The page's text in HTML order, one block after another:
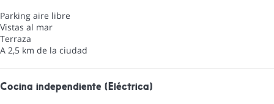
Parking aire libre
Vistas al mar
Terraza
A 2,5 km de la ciudad
Cocina independiente (Eléctrica)